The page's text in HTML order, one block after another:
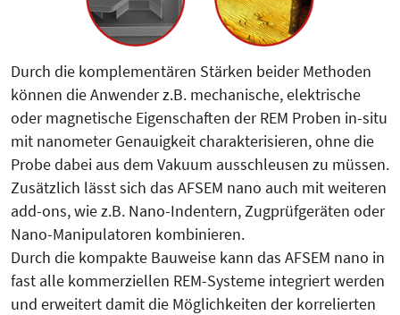
Durch die komplementären Stärken beider Methoden
können die Anwender z.B. mechanische, elektrische
oder magnetische Eigenschaften der REM Proben in-situ
mit nanometer Genauigkeit charakterisieren, ohne die
Probe dabei aus dem Vakuum ausschleusen zu müssen.
Zusätzlich lässt sich das AFSEM nano auch mit weiteren
add-ons, wie z.B. Nano-Indentern, Zugprüfgeräten oder
Nano-Manipulatoren kombinieren.
Durch die kompakte Bauweise kann das AFSEM nano in
fast alle kommerziellen REM-Systeme integriert werden
und erweitert damit die Möglichkeiten der korrelierten